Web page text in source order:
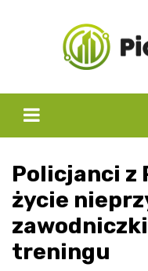
Policjanci z
życie
treningu